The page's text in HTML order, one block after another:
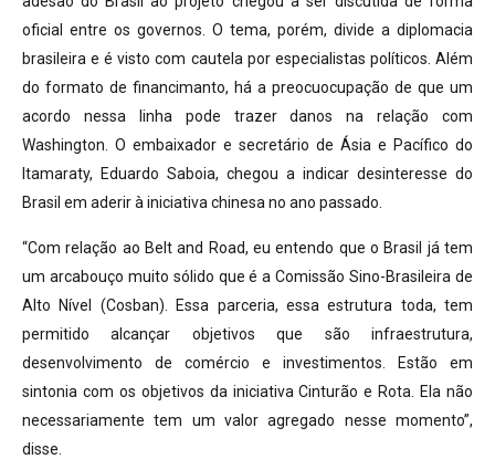
oficial entre os governos. O tema, porém, divide a diplomacia
brasileira e é visto com cautela por especialistas políticos. Além
do formato de financimanto, há a preocuocupação de que um
acordo nessa linha pode trazer danos na relação com
Washington. O embaixador e secretário de Ásia e Pacífico do
Itamaraty, Eduardo Saboia, chegou a indicar desinteresse do
Brasil em aderir à iniciativa chinesa no ano passado.
“Com relação ao Belt and Road, eu entendo que o Brasil já tem
um arcabouço muito sólido que é a Comissão Sino-Brasileira de
Alto Nível (Cosban). Essa parceria, essa estrutura toda, tem
permitido alcançar objetivos que são infraestrutura,
desenvolvimento de comércio e investimentos. Estão em
sintonia com os objetivos da iniciativa Cinturão e Rota. Ela não
necessariamente tem um valor agregado nesse momento”,
disse.